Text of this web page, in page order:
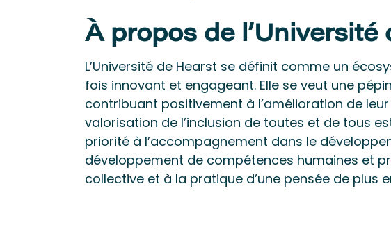
À propos de l’Université
L’Université de Hearst se définit comme un
fois innovant et engageant. Elle se veut une
contribuant positivement à l’amélioration de
valorisation de l’inclusion de toutes et de tous
priorité à l’accompagnement dans le
développement de compétences humaines et
collective et à la pratique d’une pensée de plus